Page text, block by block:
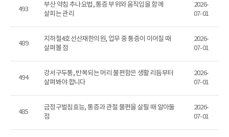
493
부산 약침 추나요법, 통증 부위와 움직임을 함께
살피는 관리
2026-
07-01
489
지하철4호선산재한의원, 업무 중 통증이 이어질 때
살펴볼 점
2026-
07-01
494
강서구두통, 반복되는 머리 불편함은 생활 리듬부터
살펴봐야 합니다
2026-
07-01
485
금정구벌침효능, 통증과 관절 불편을 살필 때 알아둘
점
2026-
07-01